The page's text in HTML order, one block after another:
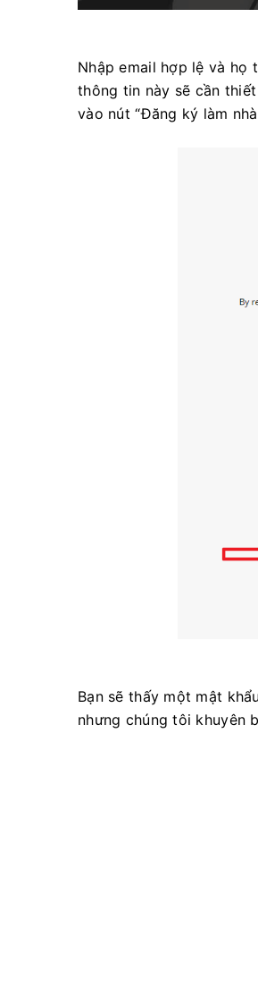
Nhập email hợp lệ và họ
thông tin này sẽ cần
vào nút “Đăng ký làm
Bạn sẽ thấy một mật
nhưng chúng tôi khuyên